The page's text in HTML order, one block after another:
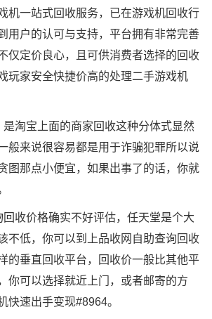
机一站式回收服务，已在游戏机回收行
用户的认可与支持，平台拥有非常完善
仅定价良心，且可供消费者选择的回收
玩家安全快捷价高的处理二手游戏机
淘宝上面的商家回收这种分体式显然
般来说很容易都是用于诈骗犯罪所以说
图那点小便宜，如果出事了的话，你就
收价格确实不好评估，任天堂是个大
不低，你可以到上品收网自助查询回收
的垂直回收平台，回收价一般比其他平
你可以选择就近上门，或者邮寄的方
快速出手变现#8964。